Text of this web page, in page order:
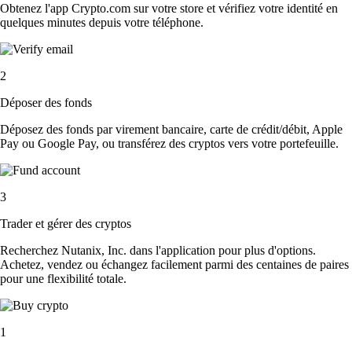
Obtenez l'app Crypto.com sur votre store et vérifiez votre identité en
quelques minutes depuis votre téléphone.
2
Déposer des fonds
Déposez des fonds par virement bancaire, carte de crédit/débit, Apple
Pay ou Google Pay, ou transférez des cryptos vers votre portefeuille.
3
Trader et gérer des cryptos
Recherchez Nutanix, Inc. dans l'application pour plus d'options.
Achetez, vendez ou échangez facilement parmi des centaines de paires
pour une flexibilité totale.
1